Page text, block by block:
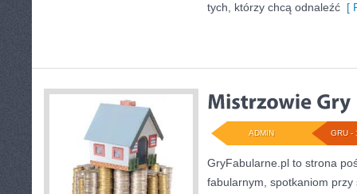
tych, którzy chcą odnaleźć [
GRU -
ADMIN
GryFabularne.pl to strona
fabularnym, spotkaniom